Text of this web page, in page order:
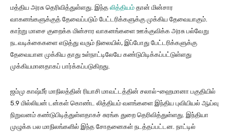
மத்திய அரசு தெரிவித்துள்ளது. இந்த லித்தியம் தான் மின்சார
வாகனங்களுக்குத் தேவைப்படும் பேட்டரிக்களுக்கு முக்கிய தேவையாகும்.
காற்று மாசை குறைக்க மின்சார வாகனங்களை ஊக்குவிக்க அரசு பல்வேறு
நடவடிக்கைகளை எடுத்து வரும் நிலையில், இப்போது பேட்டரிக்களுக்கு
தேவையான முக்கிய தாது உள்நாட்டிலேயே கண்டுபிடிக்கப்பட்டுள்ளது
முக்கியமானதாகப் பார்க்கப்படுகிறது.
ஜம்மு காஷ்மீர் மாநிலத்தின் ரியாசி மாவட்டத்தின் சலால்-ஹைமானா பகுதியில்
5.9 மில்லியன் டன்கள் கொண்ட லித்தியம் வளங்களை இந்திய புவியியல் ஆய்வு
நிறுவனம் கண்டுபிடித்துள்ளதாகச் சுரங்க துறை தெரிவித்துள்ளது. இந்தியா
முழுக்க பல மாநிலங்களில் இந்த சோதனைகள் நடத்தப்பட்டன. நாட்டில்